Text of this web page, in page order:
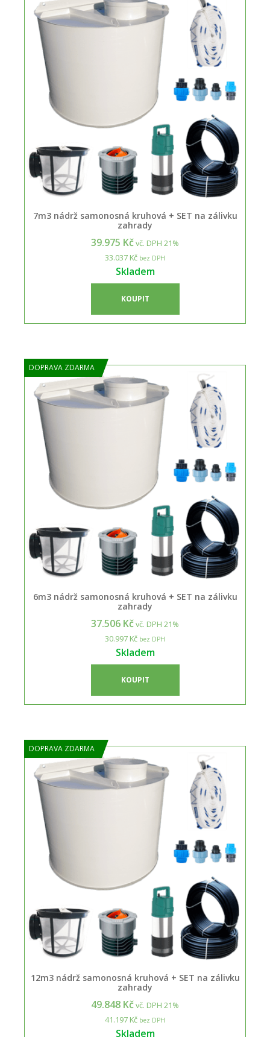
7m3 nádrž samonosná kruhová + SET na zálivku
zahrady
39.975 Kčvč. DPH 21%
33.037 Kč bez DPH
Skladem
KOUPIT
DOPRAVA ZDARMA
6m3 nádrž samonosná kruhová + SET na zálivku
zahrady
37.506 Kčvč. DPH 21%
30.997 Kč bez DPH
Skladem
KOUPIT
DOPRAVA ZDARMA
12m3 nádrž samonosná kruhová + SET na zálivku
zahrady
49.848 Kčvč. DPH 21%
41.197 Kč bez DPH
Skladem